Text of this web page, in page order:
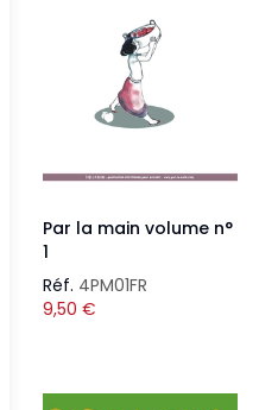
Par la main volume n°
1
Réf. 4PM01FR
9,50 €